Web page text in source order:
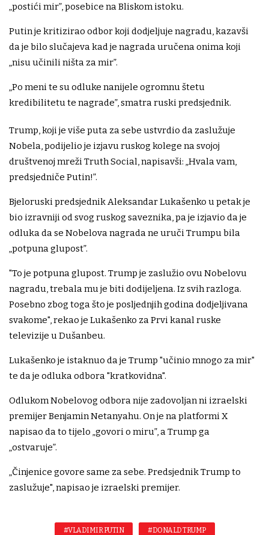
„postići mir”, posebice na Bliskom istoku.
Putin je kritizirao odbor koji dodjeljuje nagradu, kazavši
da je bilo slučajeva kad je nagrada uručena onima koji
„nisu učinili ništa za mir”.
„Po meni te su odluke nanijele ogromnu štetu
kredibilitetu te nagrade”, smatra ruski predsjednik.
Trump, koji je više puta za sebe ustvrdio da zaslužuje
Nobela, podijelio je izjavu ruskog kolege na svojoj
društvenoj mreži Truth Social, napisavši: „Hvala vam,
predsjedniče Putin!”.
Bjeloruski predsjednik Aleksandar Lukašenko u petak je
bio izravniji od svog ruskog saveznika, pa je izjavio da je
odluka da se Nobelova nagrada ne uruči Trumpu bila
„potpuna glupost”.
"To je potpuna glupost. Trump je zaslužio ovu Nobelovu
nagradu, trebala mu je biti dodijeljena. Iz svih razloga.
Posebno zbog toga što je posljednjih godina dodjeljivana
svakome", rekao je Lukašenko za Prvi kanal ruske
televizije u Dušanbeu.
Lukašenko je istaknuo da je Trump "učinio mnogo za mir"
te da je odluka odbora "kratkovidna".
Odlukom Nobelovog odbora nije zadovoljan ni izraelski
premijer Benjamin Netanyahu. On je na platformi X
napisao da to tijelo „govori o miru”, a Trump ga
„ostvaruje”.
„Činjenice govore same za sebe. Predsjednik Trump to
zaslužuje", napisao je izraelski premijer.
#VLADIMIR PUTIN #DONALD TRUMP